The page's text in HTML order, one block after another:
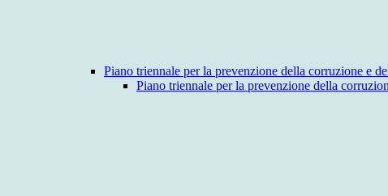
Piano triennale per la prevenzione della corruzione e
Piano triennale per la prevenzione della